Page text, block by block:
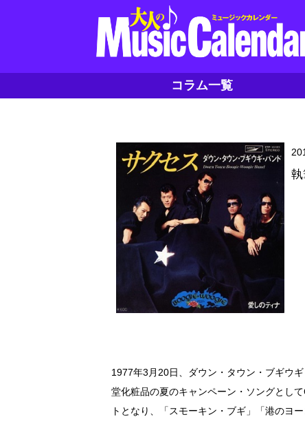
コラム一覧
1977年3月20日、ダウン・タウン・ブギウ
堂化粧品の夏のキャンペーン・ソングとし
トとなり、「スモーキン・ブギ」「港のヨ